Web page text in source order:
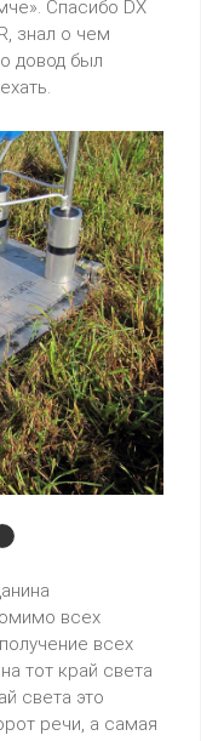
Спасибо DX
знал о чем
довод был
3y0z05
всех
всех
тот край света
света это
речи, а самая